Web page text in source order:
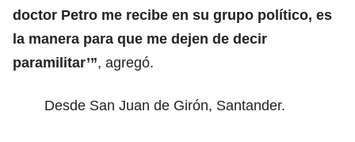
doctor Petro me recibe en su grupo político, es
la manera para que me dejen de decir
paramilitar’”, agregó.
Desde San Juan de Girón, Santander.